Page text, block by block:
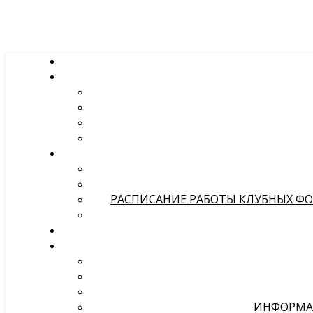
РАСПИСАНИЕ РАБОТЫ КЛУБНЫХ